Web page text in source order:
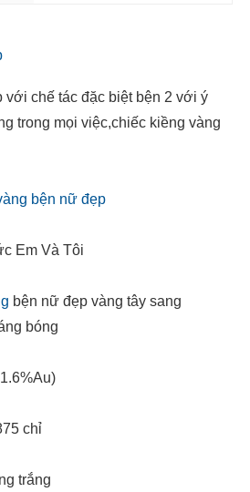
với chế tác đặc biệt bện 2 với ý
trong mọi việc,chiếc kiềng vàng
bện nữ đẹp
Em Và Tôi
bện nữ đẹp vàng tây sang
bóng
chỉ
trắng